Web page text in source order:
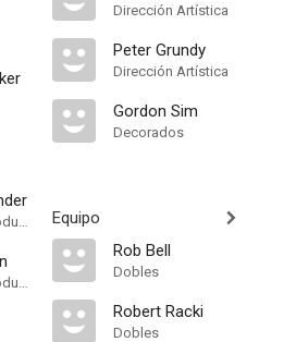
Visual Effects Producer
Visual Effects Producer
Dirección Artística
Peter Grundy
Dirección Artística
Gordon Sim
Decorados
Equipo
Rob Bell
Dobles
Robert Racki
Dobles